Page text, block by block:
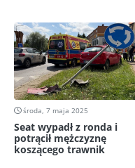
środa, 7 maja 2025
Seat wypadł z ronda i
potrącił mężczyznę
koszącego trawnik